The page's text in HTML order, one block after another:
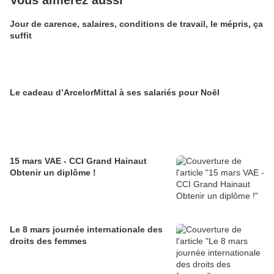
Jour de carence, salaires, conditions de travail, le mépris, ça
suffit
Le cadeau d’ArcelorMittal à ses salariés pour Noël
15 mars VAE - CCI Grand Hainaut
Obtenir un diplôme !
Le 8 mars journée internationale des
droits des femmes